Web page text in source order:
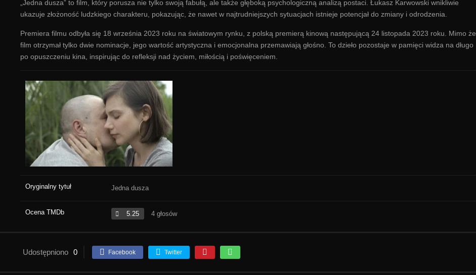
„Jedna dusza” to film, który porusza nie tylko swoją fabułą, ale także głęboką psychologiczną analizą postaci. Łukasz Karwowski wnikliwie
ukazuje złożoność ludzkiego charakteru, pokazując, że nawet w najtrudniejszych sytuacjach istnieje potencjał do zmiany i odrodzenia.
Premiera filmu odbyła się 18 września 2023 roku na światowym rynku, z polską premierą kinową następującą 24 listopada 2023 roku. Mimo że
film otrzymał tylko dwie nominacje, jego wartość artystyczna i emocjonalna przemawiają głośno. To dzieło pozostaje w pamięci widza na długo
po opuszczeniu kina, inspirując do refleksji nad życiem, miłością i poświęceniem.
Oryginalny tytuł Jedna dusza
Ocena TMDb 5.25 4 głosów
Udostępniono 0 Facebook Twitter